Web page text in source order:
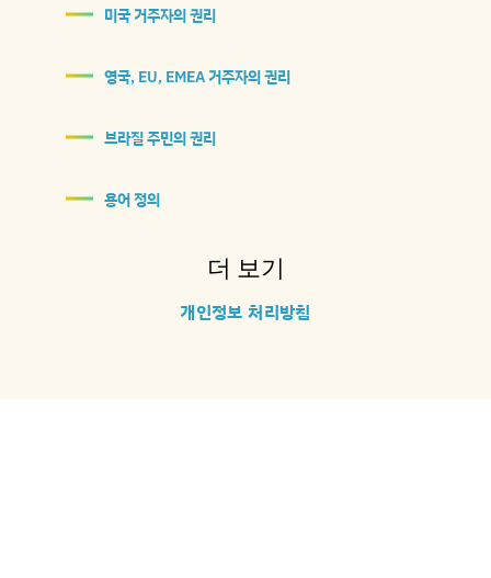
미국 거주자의 권리
영국, EU, EMEA 거주자의 권리
브라질 주민의 권리
용어 정의
더 보기
개인정보 처리방침